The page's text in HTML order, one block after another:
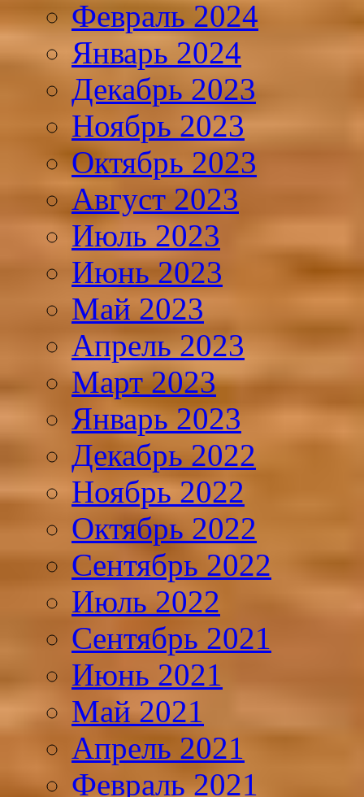
Февраль 2024
Январь 2024
Декабрь 2023
Ноябрь 2023
Октябрь 2023
Август 2023
Июль 2023
Июнь 2023
Май 2023
Апрель 2023
Март 2023
Январь 2023
Декабрь 2022
Ноябрь 2022
Октябрь 2022
Сентябрь 2022
Июль 2022
Сентябрь 2021
Июнь 2021
Май 2021
Апрель 2021
Февраль 2021